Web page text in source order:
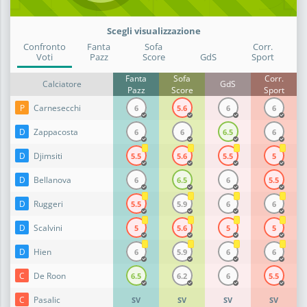
Scegli visualizzazione
Confronto
Voti
Fanta
Pazz
Sofa
Score
GdS
Corr.
Sport
Calciatore
Fanta
Pazz
Sofa
Score
GdS
Corr.
Sport
P
Carnesecchi 6 5.6 6 6
D Zappacosta 6 6 6.5 6
D Djimsiti 5.5 5.6 5.5 5
D Bellanova 6 6.5 6 5.5
D Ruggeri 5.5 5.9 6 6
D Scalvini 5 5.6 5 5
D Hien 6 5.9 6 6
C De Roon 6.5 6.2 6 5.5
C Pasalic SV SV SV SV